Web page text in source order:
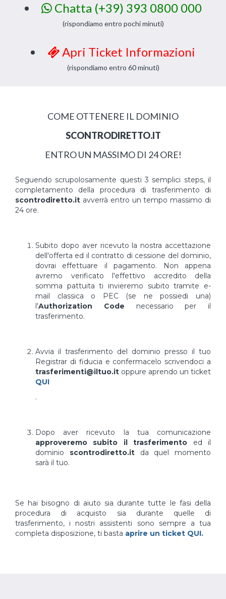
Chatta (+39) 393 0800 000
(rispondiamo entro pochi minuti)
Apri Ticket Informazioni
(rispondiamo entro 60 minuti)
COME OTTENERE IL DOMINIO
SCONTRODIRETTO.IT
ENTRO UN MASSIMO DI 24 ORE!
Seguendo scrupolosamente questi 3 semplici steps, il
completamento della procedura di trasferimento di
scontrodiretto.it avverrà entro un tempo massimo di
24 ore.
Subito dopo aver ricevuto la nostra accettazione
dell'offerta ed il contratto di cessione del dominio,
dovrai effettuare il pagamento. Non appena
avremo verificato l'effettivo accredito della
somma pattuita ti invieremo subito tramite e-
mail classica o PEC (se ne possiedi una)
l'Authorization Code necessario per il
trasferimento.
Avvia il trasferimento del dominio presso il tuo
Registrar di fiducia e confermacelo scrivendoci a
trasferimenti@iltuo.it oppure aprendo un ticket
QUI
.
Dopo aver ricevuto la tua comunicazione
approveremo subito il trasferimento ed il
dominio scontrodiretto.itda quel momento
sarà il tuo.
Se hai bisogno di aiuto sia durante tutte le fasi della
procedura di acquisto sia durante quelle di
trasferimento, i nostri assistenti sono sempre a tua
completa disposizione, ti basta aprire un ticket QUI.